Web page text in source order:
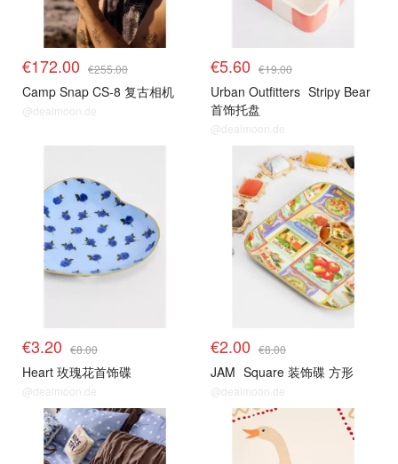
€172.00 €255.00
Camp Snap CS-8 复古相机
@dealmoon.de
€5.60 €19.00
Urban Outfitters Stripy Bear
首饰托盘
@dealmoon.de
€3.20 €8.00
Heart 玫瑰花首饰碟
@dealmoon.de
€2.00 €8.00
JAM Square 装饰碟 方形
@dealmoon.de